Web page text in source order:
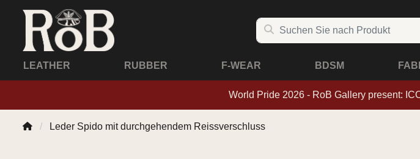
LEATHER RUBBER F-WEAR BDSM
World Pride 2026 - RoB Gallery present:
Leder Spido mit durchgehendem Reissverschluss